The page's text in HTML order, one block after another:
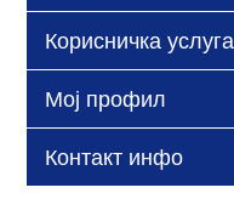
Корисничка услуга
Мој профил
Контакт инфо